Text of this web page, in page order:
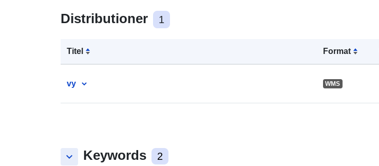
Distributioner 1
Titel Format
vy WMS
keyboard_arrow_down Keywords 2